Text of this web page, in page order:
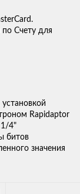
Счету для
Rapidaptor
1/4"
битов
значения